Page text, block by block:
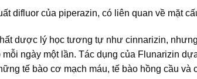
difluor của piperazin, có liên quan về mặt
dược lý học tương tự như cinnarizin,
ngày một lần. Tác dụng của Flunarizin
tế bào cơ mạch máu, tế bào hồng cầu và